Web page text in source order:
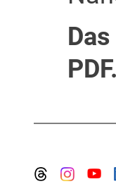
Das
PDF.